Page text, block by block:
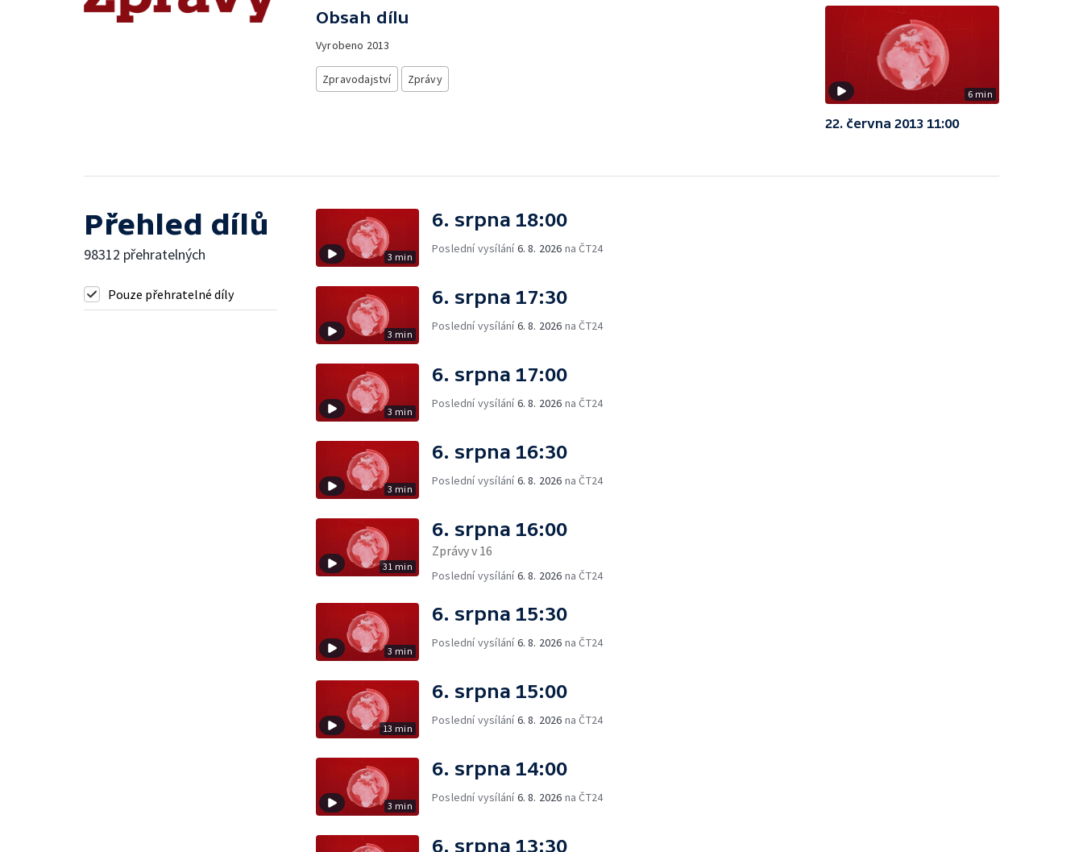
Obsah dílu
Vyrobeno 2013
Zpravodajství Zprávy
6 min
22. června 2013 11:00
Přehled dílů
98312 přehratelných
Pouze přehratelné díly
3 min
6. srpna 18:00
Poslední vysílání6. 8. 2026 na ČT24
3 min
6. srpna 17:30
Poslední vysílání6. 8. 2026 na ČT24
3 min
6. srpna 17:00
Poslední vysílání6. 8. 2026 na ČT24
3 min
6. srpna 16:30
Poslední vysílání6. 8. 2026 na ČT24
31 min
6. srpna 16:00
Zprávy v 16
Poslední vysílání6. 8. 2026 na ČT24
3 min
6. srpna 15:30
Poslední vysílání6. 8. 2026 na ČT24
13 min
6. srpna 15:00
Poslední vysílání6. 8. 2026 na ČT24
3 min
6. srpna 14:00
Poslední vysílání6. 8. 2026 na ČT24
6. srpna 13:30